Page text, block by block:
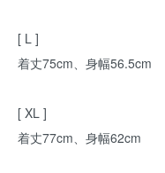
[ L ]
着丈75cm、身幅56.5cm
[ XL ]
着丈77cm、身幅62cm